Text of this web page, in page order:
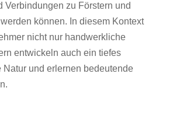
Verbindungen zu Förstern und
können. In diesem Kontext
nicht nur handwerkliche
entwickeln auch ein tiefes
Natur und erlernen bedeutende